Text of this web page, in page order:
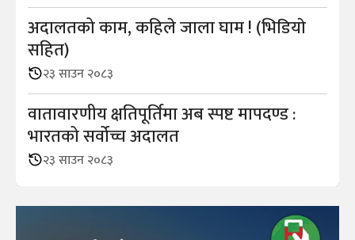
अदालतको काम, कहिले जाला घाम ! (भिडियाे
सहित)
२३ साउन २०८३
वातावारणीय क्षतिपूर्तिमा अब स्पष्ट मापदण्ड :
भारतको सर्वोच्च अदालत
२३ साउन २०८३